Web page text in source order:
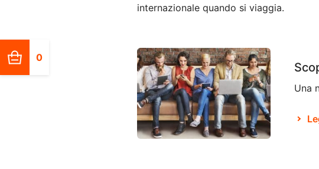
0
internazionale quando si viaggia.